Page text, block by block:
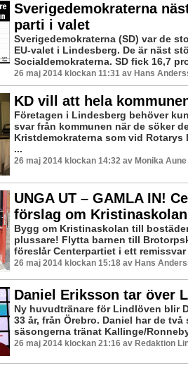
Sverigedemokraterna
parti i valet
Sverigedemokraterna (SD) var de
EU-valet i Lindesberg. De är näst
Socialdemokraterna. SD fick 16,7
26 maj 2014 klockan 11:31 av Hans
KD vill att hela
Företagen i Lindesberg behöver
svar från kommunen när de söker
Kristdemokraterna som vid Rotarys
...
26 maj 2014 klockan 14:32 av Monika Aune
UNGA UT – GAMLA IN!
förslag om Kristinaskolan
Bygg om Kristinaskolan till
plussare! Flytta barnen till
föreslår Centerpartiet i ett
26 maj 2014 klockan 15:18 av Hans
Daniel Eriksson tar över
Ny huvudtränare för Lindlöven blir
33 år, från Örebro. Daniel har de två
säsongerna tränat Kallinge/
26 maj 2014 klockan 21:16 av Redaktion